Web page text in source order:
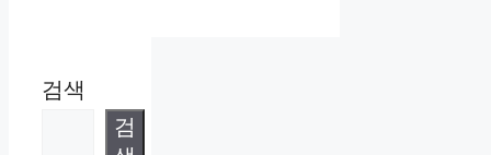
검색
검